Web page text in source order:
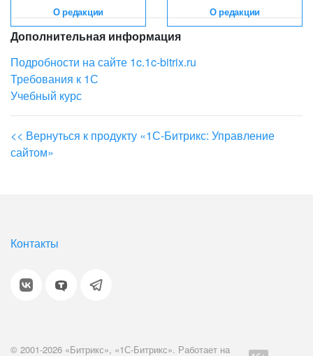
О редакции О редакции
Дополнительная информация
Подробности на сайте 1c.1c-bitrix.ru
Требования к 1С
Учебный курс
<< Вернуться к продукту «1С-Битрикс: Управление
сайтом»
Контакты
© 2001-2026 «Битрикс», «1С-Битрикс». Работает на